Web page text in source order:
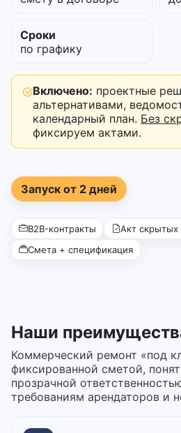
Сроки
по графику
Включено: проектные
альтернативами,
календарный план. Без
фиксируем актами.
Запуск от 2 дней
B2B-контракты
Акт скрытых
Смета + спецификация
Наши
Коммерческий ремонт «под
фиксированной сметой,
прозрачной
требованиям арендаторов и